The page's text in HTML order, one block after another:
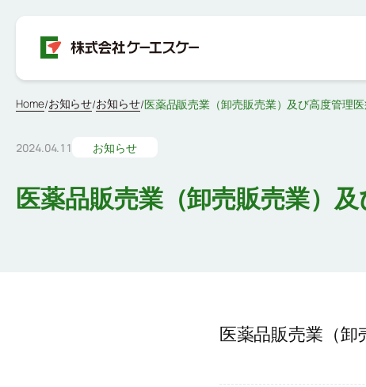
Home/お知らせ/お知らせ/医薬品販売業（卸売販売業）及び高度管理
2024.04.11 お知らせ
医薬品販売業（卸売販売業）
医薬品販売業（